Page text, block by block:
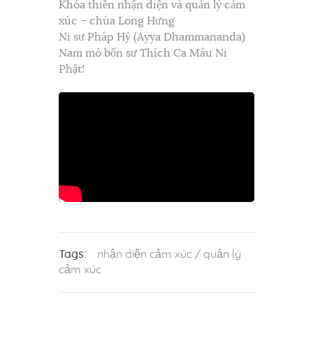
Khóa thiền nhận diện và quản lý cảm
xúc – chùa Long Hưng
Ni sư Pháp Hỷ (Ayya Dhammananda)
Nam mô bổn sư Thích Ca Mâu Ni
Phật!
Tags: nhận diện cảm xúc/ quản lý
cảm xúc